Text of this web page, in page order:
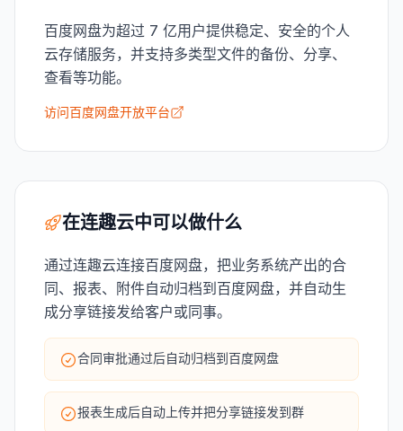
百度网盘为超过 7 亿用户提供稳定、安全的个人
云存储服务，并支持多类型文件的备份、分享、
查看等功能。
访问百度网盘开放平台
在连趣云中可以做什么
通过连趣云连接百度网盘，把业务系统产出的合
同、报表、附件自动归档到百度网盘，并自动生
成分享链接发给客户或同事。
合同审批通过后自动归档到百度网盘
报表生成后自动上传并把分享链接发到群